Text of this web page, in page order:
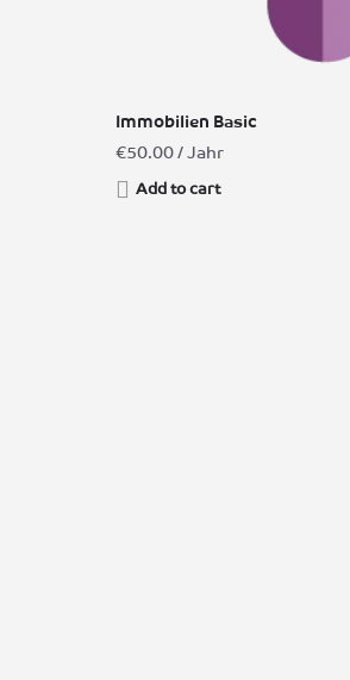
Immobilien Basic
€50.00/ Jahr
Add to cart